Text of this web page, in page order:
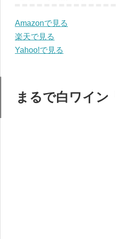
Amazonで見る
楽天で見る
Yahoo!で見る
まるで白ワイン